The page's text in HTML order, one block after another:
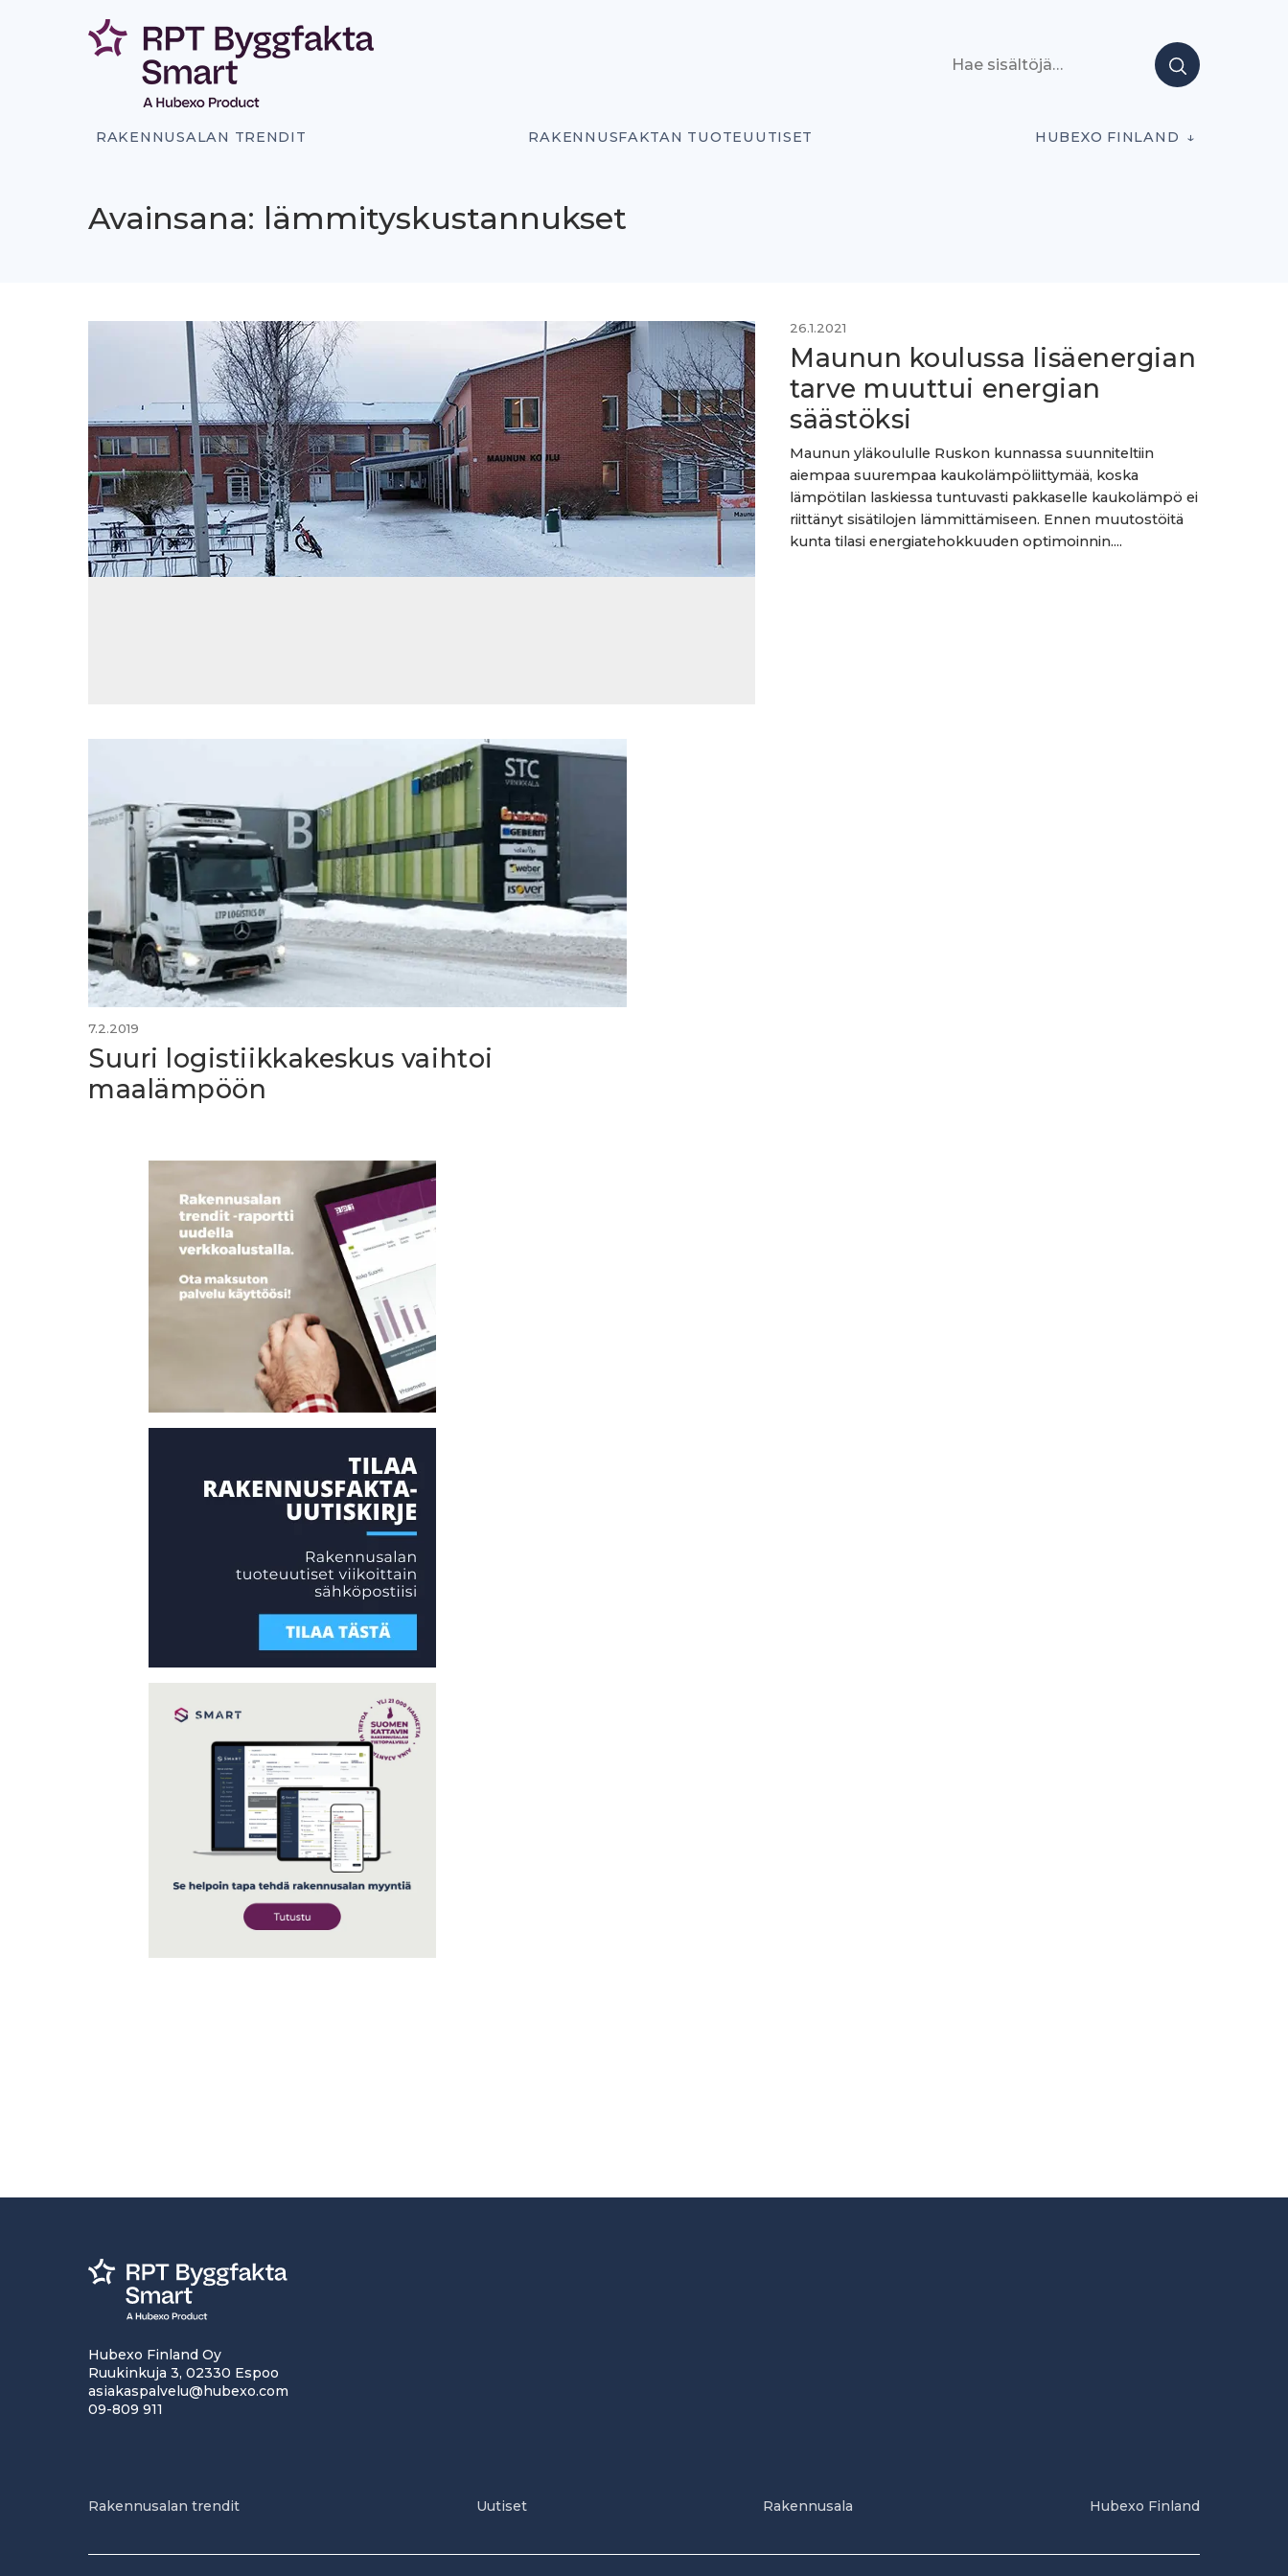
RAKENNUSALAN TRENDIT RAKENNUSFAKTAN TUOTEUUTISET HUBEXO FINLAND
Avainsana: lämmityskustannukset
26.1.2021
Maunun koulussa lisäenergian
tarve muuttui energian
säästöksi
Maunun yläkoululle Ruskon kunnassa suunniteltiin
aiempaa suurempaa kaukolämpöliittymää, koska
lämpötilan laskiessa tuntuvasti pakkaselle kaukolämpö ei
riittänyt sisätilojen lämmittämiseen. Ennen muutostöitä
kunta tilasi energiatehokkuuden optimoinnin....
7.2.2019
Suuri logistiikkakeskus vaihtoi
maalämpöön
Hubexo Finland Oy
Ruukinkuja 3, 02330 Espoo
asiakaspalvelu@hubexo.com
09-809 911
Rakennusalan trendit Uutiset Rakennusala Hubexo Finland